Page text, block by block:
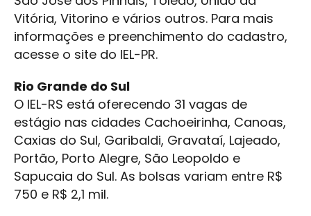
Vitória, Vitorino e vários outros. Para mais
informações e preenchimento do cadastro,
acesse o site do IEL-PR.
Rio Grande do Sul
O IEL-RS está oferecendo 31 vagas de
estágio nas cidades Cachoeirinha, Canoas,
Caxias do Sul, Garibaldi, Gravataí, Lajeado,
Portão, Porto Alegre, São Leopoldo e
Sapucaia do Sul. As bolsas variam entre R$
750 e R$ 2,1 mil.